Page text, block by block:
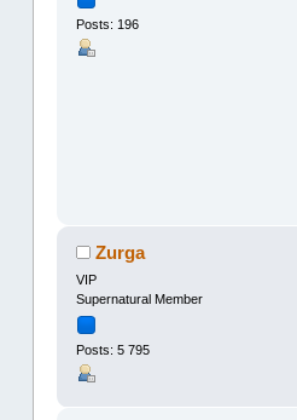
Posts: 196
Zurga
VIP
Supernatural Member
Posts: 5 795